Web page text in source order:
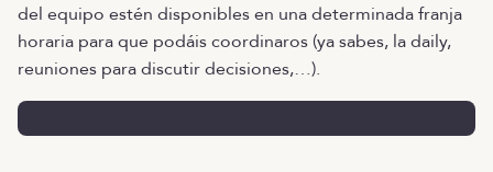
del equipo estén disponibles en una determinada franja
horaria para que podáis coordinaros (ya sabes, la daily,
reuniones para discutir decisiones,…).